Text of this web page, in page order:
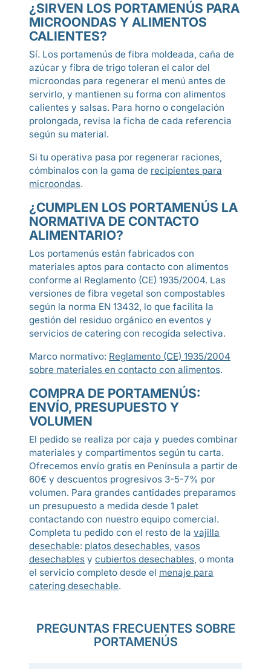
¿SIRVEN LOS PORTAMENÚS PARA
MICROONDAS Y ALIMENTOS
CALIENTES?
Sí. Los portamenús de fibra moldeada, caña de
azúcar y fibra de trigo toleran el calor del
microondas para regenerar el menú antes de
servirlo, y mantienen su forma con alimentos
calientes y salsas. Para horno o congelación
prolongada, revisa la ficha de cada referencia
según su material.
Si tu operativa pasa por regenerar raciones,
cómbinalos con la gama de recipientes para
microondas.
¿CUMPLEN LOS PORTAMENÚS LA
NORMATIVA DE CONTACTO
ALIMENTARIO?
Los portamenús están fabricados con
materiales aptos para contacto con alimentos
conforme al Reglamento (CE) 1935/2004. Las
versiones de fibra vegetal son compostables
según la norma EN 13432, lo que facilita la
gestión del residuo orgánico en eventos y
servicios de catering con recogida selectiva.
Marco normativo: Reglamento (CE) 1935/2004
sobre materiales en contacto con alimentos.
COMPRA DE PORTAMENÚS:
ENVÍO, PRESUPUESTO Y
VOLUMEN
El pedido se realiza por caja y puedes combinar
materiales y compartimentos según tu carta.
Ofrecemos envío gratis en Península a partir de
60€ y descuentos progresivos 3-5-7% por
volumen. Para grandes cantidades preparamos
un presupuesto a medida desde 1 palet
contactando con nuestro equipo comercial.
Completa tu pedido con el resto de la vajilla
desechable: platos desechables, vasos
desechables y cubiertos desechables, o monta
el servicio completo desde el menaje para
catering desechable.
PREGUNTAS FRECUENTES SOBRE
PORTAMENÚS